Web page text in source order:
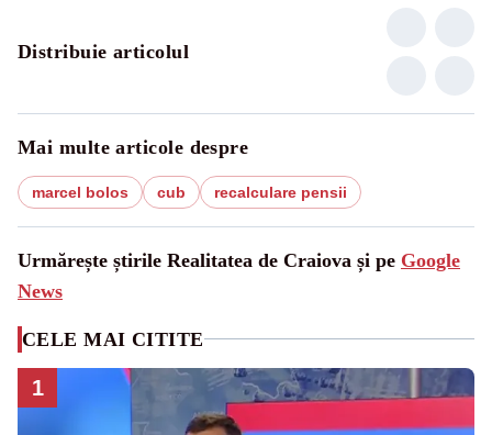
Distribuie articolul
Mai multe articole despre
marcel bolos cub recalculare pensii
Urmărește știrile Realitatea de Craiova și pe Google
News
CELE MAI CITITE
1